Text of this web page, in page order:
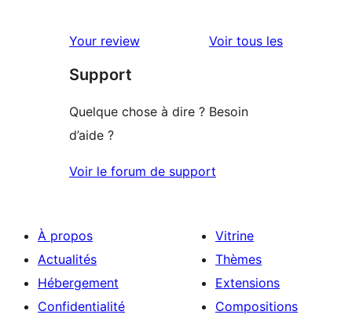
Your review Voir tous lesavis
Support
Quelque chose à dire ? Besoin
d’aide ?
Voir le forum de support
À propos
Actualités
Hébergement
Confidentialité
Vitrine
Thèmes
Extensions
Compositions